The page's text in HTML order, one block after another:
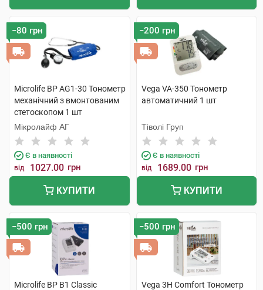
−80 грн
Microlife BP AG1-30 Тонометр
механічний з вмонтованим
стетоскопом 1 шт
Мікролайф AГ
Є в наявності
від 1027.00 грн
КУПИТИ
−200 грн
Vega VA-350 Тонометр
автоматичний 1 шт
Тіволі Груп
Є в наявності
від 1689.00 грн
КУПИТИ
−500 грн
Microlife BP B1 Classic
−500 грн
Vega 3H Comfort Тонометр